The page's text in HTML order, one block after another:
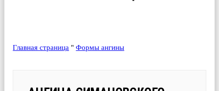
Главная страница "Формы ангины